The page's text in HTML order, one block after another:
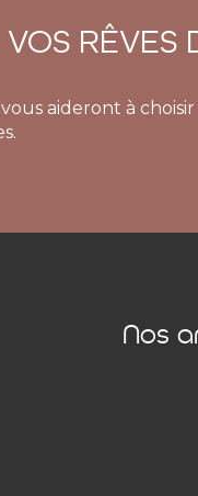
RÊVES
aideront à
Nos